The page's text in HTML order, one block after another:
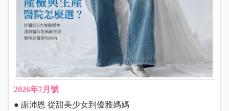
2026年7月號
● 謝沛恩 從甜美少女到優雅媽媽